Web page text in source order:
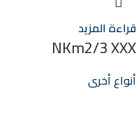
قراءة المزيد
NKm2/3 XXX
أنواع أخرى